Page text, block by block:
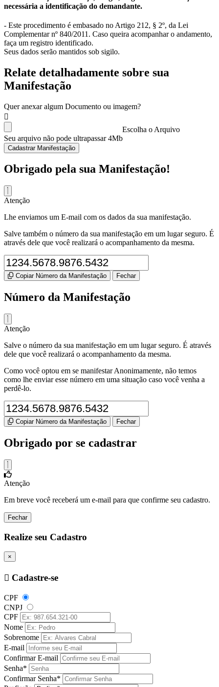
necessária a identificação do demandante.
- Este procedimento é embasado no Artigo 212, § 2º, da Lei
Complementar nº 840/2011. Caso queira acompanhar o andamento,
faça um registro identificado.
Seus dados serão mantidos sob sigilo.
Relate detalhadamente sobre sua
Manifestação
Quer anexar algum Documento ou imagem?
Escolha o Arquivo
Seu arquivo não pode ultrapassar 4Mb
Cadastrar Manifestação
Obrigado pela sua Manifestação!
Atenção
Lhe enviamos um E-mail com os dados da sua manifestação.
Salve também o número da sua manifestação em um lugar seguro. É
através dele que você realizará o acompanhamento da mesma.
Copiar Número da Manifestação Fechar
Número da Manifestação
Atenção
Salve o número da sua manifestação em um lugar seguro. É através
dele que você realizará o acompanhamento da mesma.
Como você optou em se manifestar Anonimamente, não temos
como lhe enviar esse número em uma situação caso você venha a
perdê-lo.
Copiar Número da Manifestação Fechar
Obrigado por se cadastrar
Atenção
Em breve você receberá um e-mail para que confirme seu cadastro.
Fechar
Realize seu Cadastro
×
Cadastre-se
CPF
CNPJ
CPF
Nome
Sobrenome
E-mail
Confirmar E-mail
Senha*
Confirmar Senha*